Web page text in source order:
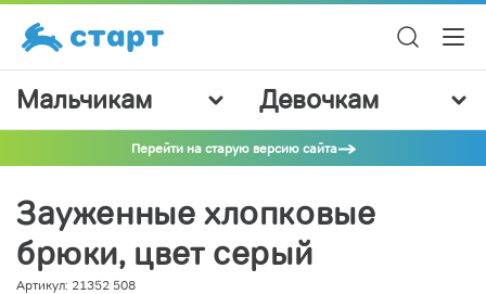
Мальчикам Девочкам
Перейти на старую версию сайта
Зауженные хлопковые
брюки, цвет серый
Артикул: 21352 508